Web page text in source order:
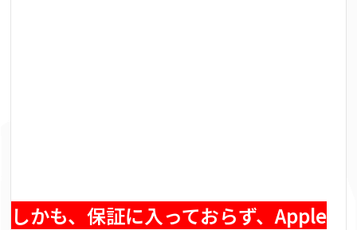
しかも、保証に入っておらず、Apple